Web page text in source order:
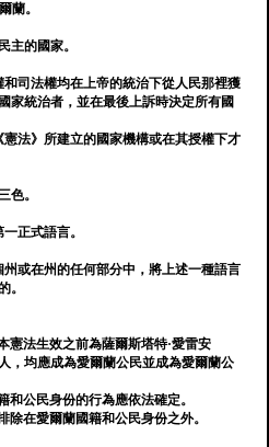
蘭。
主的國家。
司法權均在上帝的統治下從人民那裡獲
家統治者，並在最後上訴時決定所有國
法》所建立的國家機構或在其授權下才
色。
正式語言。
或在州的任何部分中，將上述一種語言
。
憲法生效之前為薩爾斯塔特·愛雷安
，均應成為愛爾蘭公民並成為愛爾蘭公
和公民身份的行為應依法確定。
除在愛爾蘭國籍和公民身份之外。